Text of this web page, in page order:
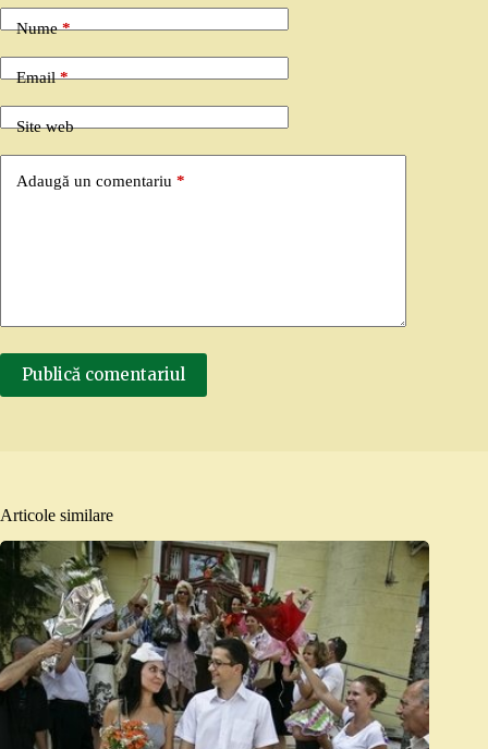
Nume*
Email*
Site web
Adaugă un comentariu *
Publică comentariul
Articole similare